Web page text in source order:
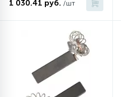
1 030.41 руб. /шт